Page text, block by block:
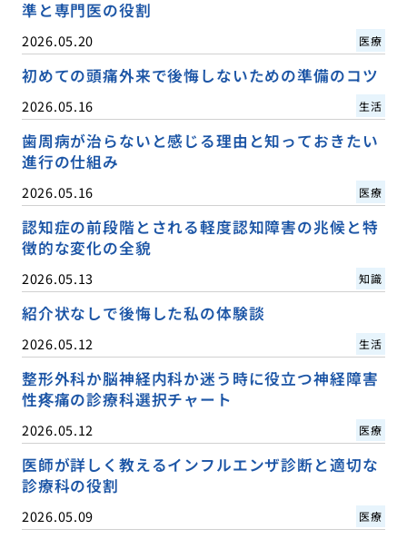
準と専門医の役割
2026.05.20 医療
初めての頭痛外来で後悔しないための準備のコツ
2026.05.16 生活
歯周病が治らないと感じる理由と知っておきたい
進行の仕組み
2026.05.16 医療
認知症の前段階とされる軽度認知障害の兆候と特
徴的な変化の全貌
2026.05.13 知識
紹介状なしで後悔した私の体験談
2026.05.12 生活
整形外科か脳神経内科か迷う時に役立つ神経障害
性疼痛の診療科選択チャート
2026.05.12 医療
医師が詳しく教えるインフルエンザ診断と適切な
診療科の役割
2026.05.09 医療